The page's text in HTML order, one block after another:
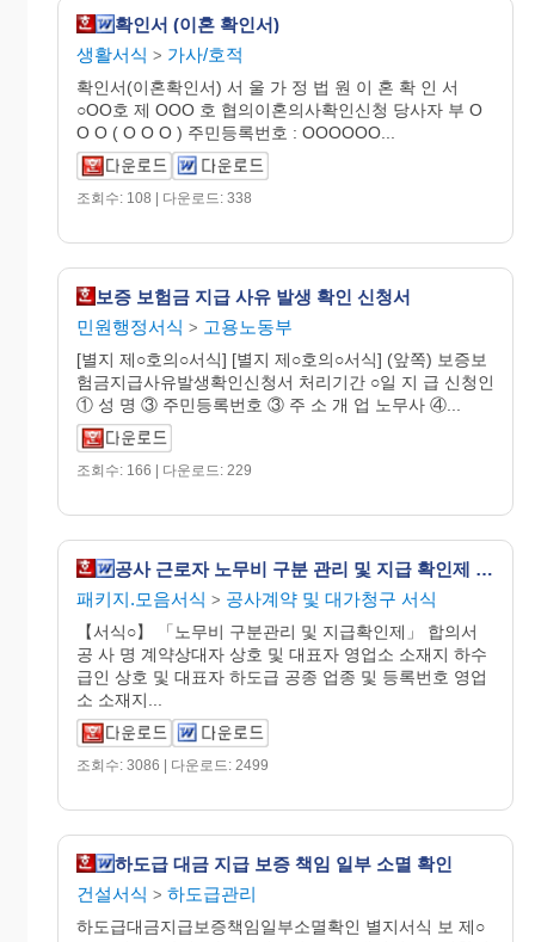
확인서 (이혼 확인서)
생활서식 > 가사/호적
확인서(이혼확인서) 서 울 가 정 법 원 이 혼 확 인 서
○OO호 제 OOO 호 협의이혼의사확인신청 당사자 부 O
O O ( O O O ) 주민등록번호 : OOOOOO...
조회수: 108 | 다운로드: 338
보증 보험금 지급 사유 발생 확인 신청서
민원행정서식 > 고용노동부
[별지 제○호의○서식] [별지 제○호의○서식] (앞쪽) 보증보
험금지급사유발생확인신청서 처리기간 ○일 지 급 신청인
① 성 명 ③ 주민등록번호 ③ 주 소 개 업 노무사 ④...
조회수: 166 | 다운로드: 229
공사 근로자 노무비 구분 관리 및 지급 확인제 합의서
패키지.모음서식 > 공사계약 및 대가청구 서식
【서식○】 「노무비 구분관리 및 지급확인제」 합의서
공 사 명 계약상대자 상호 및 대표자 영업소 소재지 하수
급인 상호 및 대표자 하도급 공종 업종 및 등록번호 영업
소 소재지...
조회수: 3086 | 다운로드: 2499
하도급 대금 지급 보증 책임 일부 소멸 확인
건설서식 > 하도급관리
하도급대금지급보증책임일부소멸확인 별지서식 보 제○